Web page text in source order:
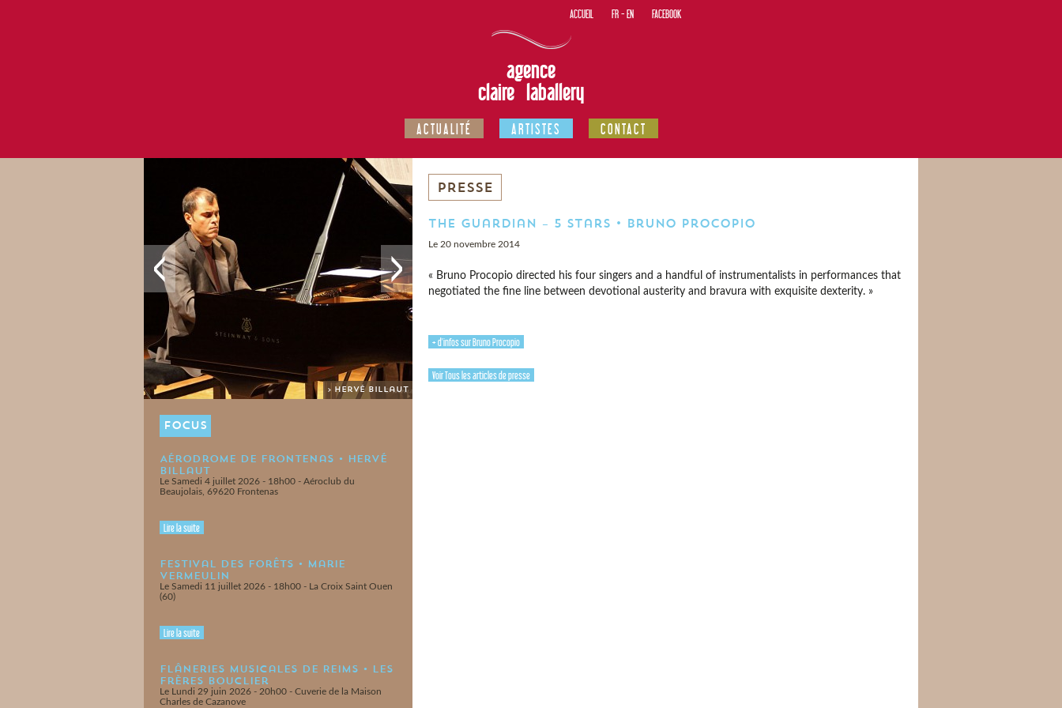
ACCUEIL FR-EN FACEBOOK
agence
claire laballery
ACTUALITÉ ARTISTES CONTACT
> Hervé Billaut
FOCUS
Aérodrome de Frontenas • Hervé
Billaut
Le Samedi 4 juillet 2026 - 18h00 - Aéroclub du
Beaujolais, 69620 Frontenas
Lire la suite
Festival des Forêts • Marie
Vermeulin
Le Samedi 11 juillet 2026 - 18h00 - La Croix Saint Ouen
(60)
Lire la suite
Flâneries Musicales de Reims • Les
Frères Bouclier
Le Lundi 29 juin 2026 - 20h00 - Cuverie de la Maison
Charles de Cazanove
PRESSE
The Guardian – 5 stars • Bruno Procopio
Le 20 novembre 2014
« Bruno Procopio directed his four singers and a handful of instrumentalists in performances that
negotiated the fine line between devotional austerity and bravura with exquisite dexterity. »
+ d'infos sur Bruno Procopio
Voir Tous les articles de presse